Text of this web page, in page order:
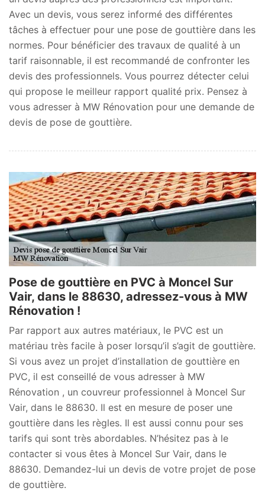
Avec un devis, vous serez informé des différentes
tâches à effectuer pour une pose de gouttière dans les
normes. Pour bénéficier des travaux de qualité à un
tarif raisonnable, il est recommandé de confronter les
devis des professionnels. Vous pourrez détecter celui
qui propose le meilleur rapport qualité prix. Pensez à
vous adresser à MW Rénovation pour une demande de
devis de pose de gouttière.
Pose de gouttière en PVC à Moncel Sur
Vair, dans le 88630, adressez-vous à MW
Rénovation !
Par rapport aux autres matériaux, le PVC est un
matériau très facile à poser lorsqu’il s’agit de gouttière.
Si vous avez un projet d’installation de gouttière en
PVC, il est conseillé de vous adresser à MW
Rénovation , un couvreur professionnel à Moncel Sur
Vair, dans le 88630. Il est en mesure de poser une
gouttière dans les règles. Il est aussi connu pour ses
tarifs qui sont très abordables. N’hésitez pas à le
contacter si vous êtes à Moncel Sur Vair, dans le
88630. Demandez-lui un devis de votre projet de pose
de gouttière.